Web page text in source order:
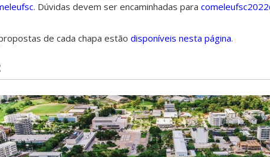
. Dúvidas devem ser encaminhadas para
de cada chapa estão disponíveis nesta página.